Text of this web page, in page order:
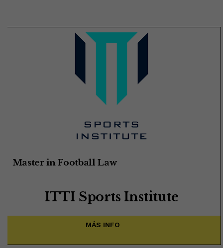
Master in Football Law
ITTI Sports Institute
MÁS INFO